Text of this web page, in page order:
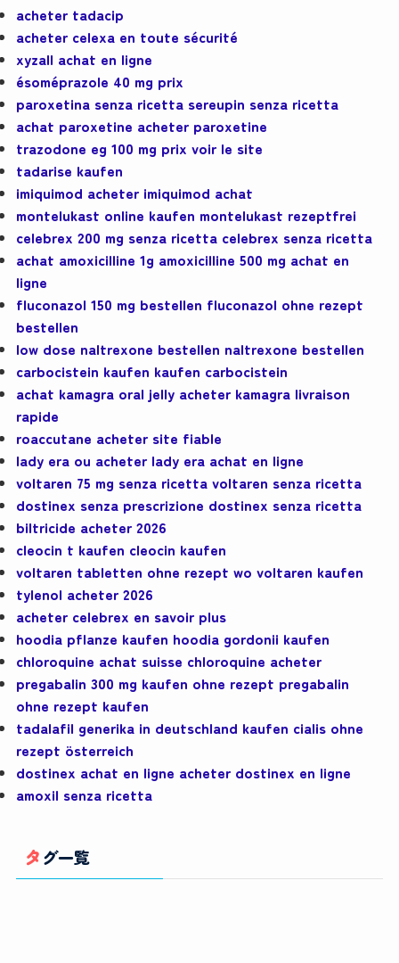
acheter tadacip
acheter celexa en toute sécurité
xyzall achat en ligne
ésoméprazole 40 mg prix
paroxetina senza ricetta sereupin senza ricetta
achat paroxetine acheter paroxetine
trazodone eg 100 mg prix voir le site
tadarise kaufen
imiquimod acheter imiquimod achat
montelukast online kaufen montelukast rezeptfrei
celebrex 200 mg senza ricetta celebrex senza ricetta
achat amoxicilline 1g amoxicilline 500 mg achat en
ligne
fluconazol 150 mg bestellen fluconazol ohne rezept
bestellen
low dose naltrexone bestellen naltrexone bestellen
carbocistein kaufen kaufen carbocistein
achat kamagra oral jelly acheter kamagra livraison
rapide
roaccutane acheter site fiable
lady era ou acheter lady era achat en ligne
voltaren 75 mg senza ricetta voltaren senza ricetta
dostinex senza prescrizione dostinex senza ricetta
biltricide acheter 2026
cleocin t kaufen cleocin kaufen
voltaren tabletten ohne rezept wo voltaren kaufen
tylenol acheter 2026
acheter celebrex en savoir plus
hoodia pflanze kaufen hoodia gordonii kaufen
chloroquine achat suisse chloroquine acheter
pregabalin 300 mg kaufen ohne rezept pregabalin
ohne rezept kaufen
tadalafil generika in deutschland kaufen cialis ohne
rezept österreich
dostinex achat en ligne acheter dostinex en ligne
amoxil senza ricetta
タグ一覧